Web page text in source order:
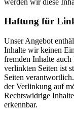
Haftung für
Unser Angebot
Inhalte wir keinen
fremden Inhalte
verlinkten Seiten ist
Seiten
der Verlinkung auf
Rechtswidrige
erkennbar.